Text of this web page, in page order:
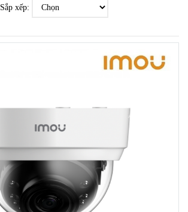
Sắp xếp: